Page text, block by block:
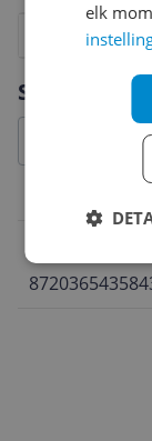
Specificaties
3
2
elk